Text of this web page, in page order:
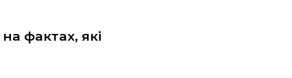
фактах, які